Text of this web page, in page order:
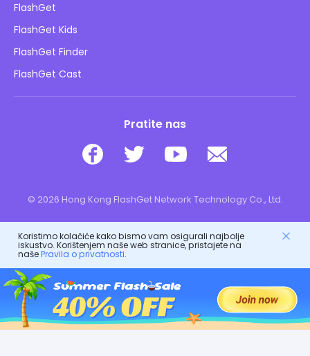
Pravila o privatnosti
Pravila oglašavanja
Ne prodajte moje informacije
Blog
Sigurnost djece online
Preuzimanje
FlashGet
FlashGet Kids
FlashGet Finder
FlashGet Cast
Pratite nas
© 2026 Hong Kong FlashGet Network Technology Co., Ltd.
Koristimo kolačiće kako bismo vam osigurali najbolje
iskustvo. Korištenjem naše web stranice, pristajete na
našePravila o privatnosti.